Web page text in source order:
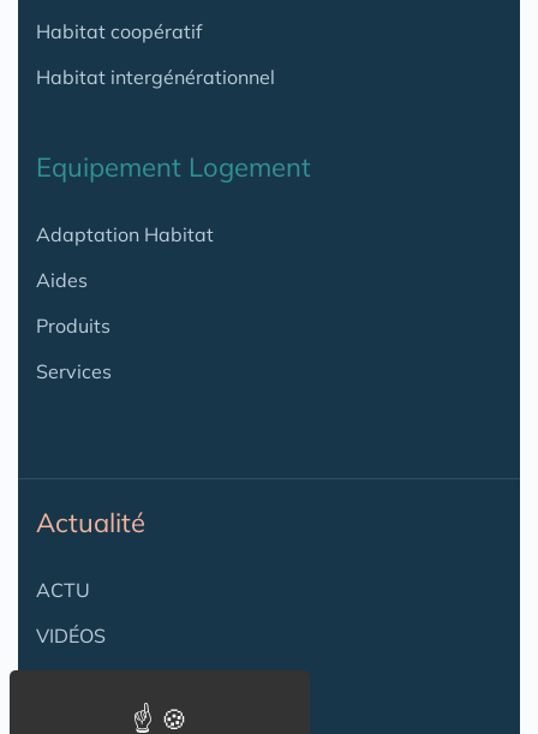
Habitat coopératif
Habitat intergénérationnel
Equipement Logement
Adaptation Habitat
Aides
Produits
Services
Actualité
ACTU
VIDÉOS